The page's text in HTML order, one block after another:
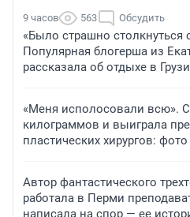
9 часов 563 Обсудить
«Было страшно столкнуться
Популярная блогерша из
рассказала об отдыхе в
«Меня исполосовали всю».
килограммов и выиграла
пластических хирургов:
Автор фантастического
работала в Перми
написала на спор — ее